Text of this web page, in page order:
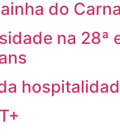
do
na